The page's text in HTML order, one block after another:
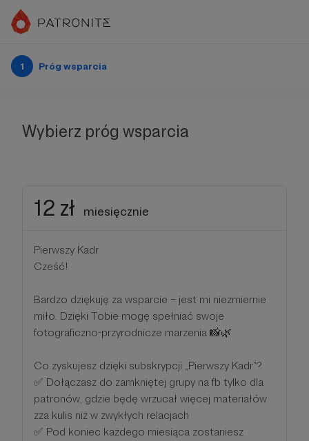
1 Próg wsparcia
Wybierz próg wsparcia
12 zł miesięcznie
Pierwszy Kadr
Cześć!
Bardzo dziękuję za wsparcie – jest mi niezmiernie
miło. Dzięki Tobie mogę spełniać swoje
fotograficzno-przyrodnicze marzenia 📸🌿
Co zyskujesz dzięki subskrypcji „Pierwszy Kadr”?
✅ Dołączasz do zamkniętej grupy na fb tylko dla
patronów, gdzie będę wrzucał więcej materiałów
zza kulis niż w zwykłych relacjach
✅ Pod koniec każdego miesiąca zostaniesz